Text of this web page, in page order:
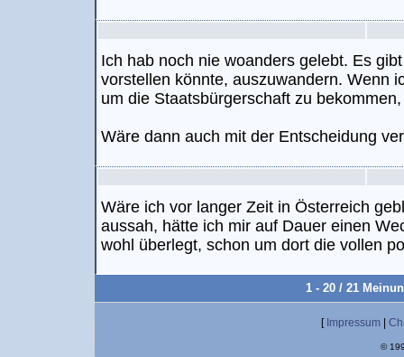
Ich hab noch nie woanders gelebt. Es
vorstellen könnte, auszuwandern. Wenn
um die Staatsbürgerschaft zu
Wäre dann auch mit der Entscheidung
Wäre ich vor langer Zeit in Österreich
aussah, hätte ich mir auf Dauer einen
wohl überlegt, schon um dort die vollen
1 - 20 / 21
[ Impressum
©